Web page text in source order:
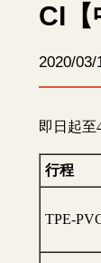
CI【
2020/03/